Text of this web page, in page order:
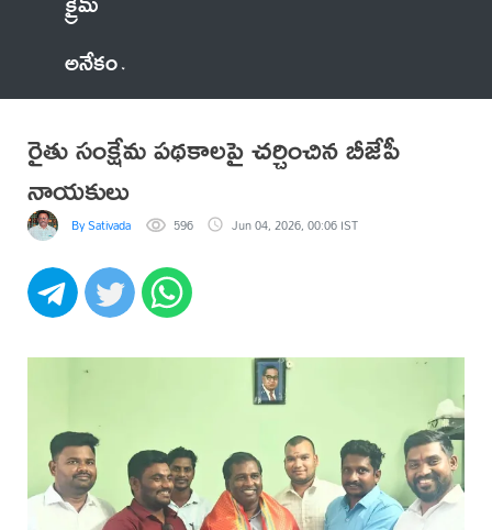
అనేకం
రైతు సంక్షేమ పథకాలపై చర్చించిన బీజేపీ
నాయకులు
By Sativada 596 Jun 04, 2026, 00:06 IST